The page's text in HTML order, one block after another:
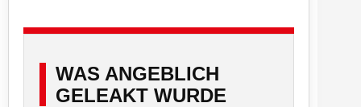
WAS ANGEBLICH
GELEAKT WURDE